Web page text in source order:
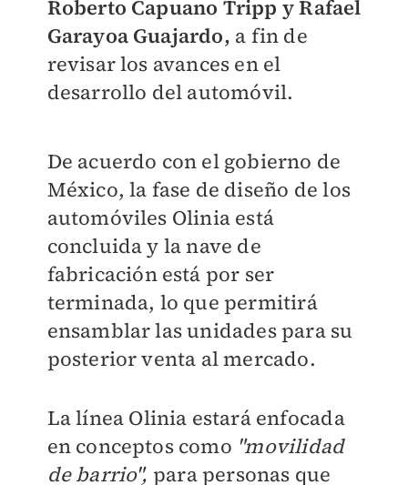
Roberto Capuano Tripp y Rafael
Garayoa Guajardo, a fin de
revisar los avances en el
desarrollo del automóvil.
De acuerdo con el gobierno de
México, la fase de diseño de los
automóviles Olinia está
concluida y la nave de
fabricación está por ser
terminada, lo que permitirá
ensamblar las unidades para su
posterior venta al mercado.
La línea Olinia estará enfocada
en conceptos como "movilidad
de barrio", para personas que